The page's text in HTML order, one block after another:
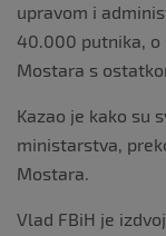
upravom i
40.000 putnika, o
Mostara s
Kazao je kako su
ministarstva,
Mostara.
Vlad FBiH je